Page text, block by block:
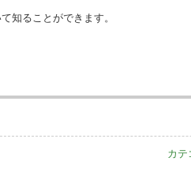
知ることができます。
カテ